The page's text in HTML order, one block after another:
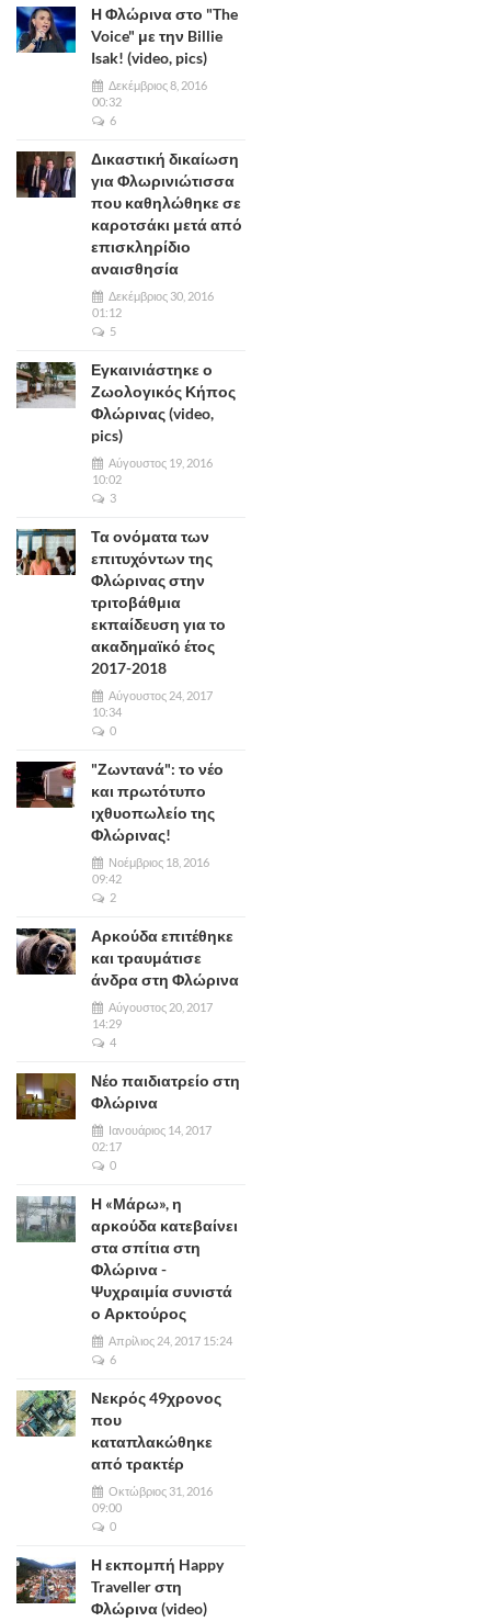
Η Φλώρινα στο "The
Voice" με την Billie
Isak! (video, pics)
Δεκέμβριος 8, 2016
00:32
6
Δικαστική δικαίωση
για Φλωρινιώτισσα
που καθηλώθηκε σε
καροτσάκι μετά από
επισκληρίδιο
αναισθησία
Δεκέμβριος 30, 2016
01:12
5
Εγκαινιάστηκε ο
Ζωολογικός Κήπος
Φλώρινας (video,
pics)
Αύγουστος 19, 2016
10:02
3
Τα ονόματα των
επιτυχόντων της
Φλώρινας στην
τριτοβάθμια
εκπαίδευση για το
ακαδημαϊκό έτος
2017-2018
Αύγουστος 24, 2017
10:34
0
"Ζωντανά": το νέο
και πρωτότυπο
ιχθυοπωλείο της
Φλώρινας!
Νοέμβριος 18, 2016
09:42
2
Αρκούδα επιτέθηκε
και τραυμάτισε
άνδρα στη Φλώρινα
Αύγουστος 20, 2017
14:29
4
Νέο παιδιατρείο στη
Φλώρινα
Ιανουάριος 14, 2017
02:17
0
Η «Μάρω», η
αρκούδα κατεβαίνει
στα σπίτια στη
Φλώρινα -
Ψυχραιμία συνιστά
ο Αρκτούρος
Απρίλιος 24, 2017 15:24
6
Νεκρός 49χρονος
που
καταπλακώθηκε
από τρακτέρ
Οκτώβριος 31, 2016
09:00
0
Η εκπομπή Happy
Traveller στη
Φλώρινα (video)